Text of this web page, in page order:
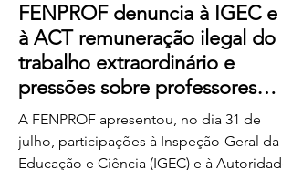
FENPROF denuncia à IGEC e
à ACT remuneração ilegal do
trabalho extraordinário e
pressões sobre professores
classificadores
A FENPROF apresentou, no dia 31 de
julho, participações à Inspeção-Geral da
Educação e Ciência (IGEC) e à Autoridade